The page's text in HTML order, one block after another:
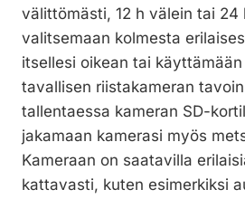
välittömästi, 12 h välein tai 24
valitsemaan kolmesta
itsellesi oikean tai
tavallisen riistakameran
tallentaessa kameran SD-
jakamaan kamerasi myös
Kameraan on saatavilla
kattavasti, kuten esimerkiksi